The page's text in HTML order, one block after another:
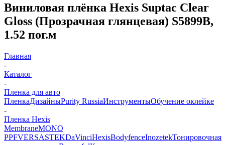
Виниловая плёнка Hexis Suptac Clear
Gloss (Прозрачная глянцевая) S5899B,
1.52 пог.м
Главная
-
Каталог
-
Пленка для авто
ПленкаДизайныPurity RussiaИнструментыОбучение оклейке
-
Пленка Hexis
MembraneMONO
PPFVERSASTEKDaVinciHexisBodyfenceInozetekТонировочная